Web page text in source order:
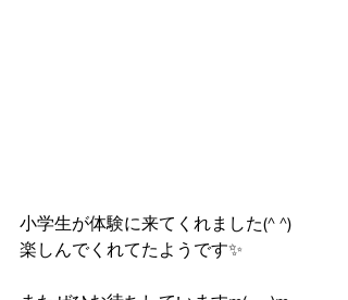
小学生が体験に来てくれました(^ ^)
楽しんでくれてたようです✨